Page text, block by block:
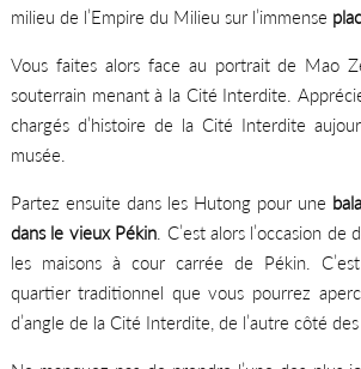
milieu de l’Empire du Milieu sur l’immense
Vous faites alors face au portrait de Mao
souterrain menant à la Cité Interdite.
chargés d’histoire de la Cité Interdite
musée.
Partez ensuite dans les Hutong pour une
dans le vieux Pékin . C’est alors l’occasion
les maisons à cour carrée de Pékin.
quartier traditionnel que vous pourrez
d’angle de la Cité Interdite, de l’autre côté des